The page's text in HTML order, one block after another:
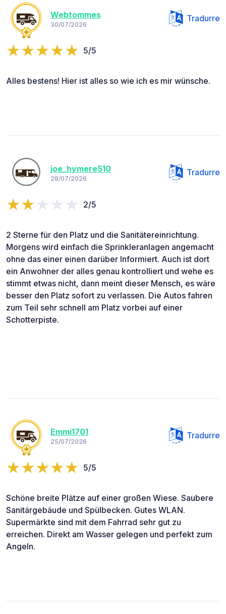
Webtommes
30/07/2026
Tradurre
5/5
Alles bestens! Hier ist alles so wie ich es mir wünsche.
joe_hymere510
28/07/2026
Tradurre
2/5
2 Sterne für den Platz und die Sanitätereinrichtung.
Morgens wird einfach die Sprinkleranlagen angemacht
ohne das einer einen darüber Informiert. Auch ist dort
ein Anwohner der alles genau kontrolliert und wehe es
stimmt etwas nicht, dann meint dieser Mensch, es wäre
besser den Platz sofort zu verlassen. Die Autos fahren
zum Teil sehr schnell am Platz vorbei auf einer
Schotterpiste.
Emmi1701
25/07/2026
Tradurre
5/5
Schöne breite Plätze auf einer großen Wiese. Saubere
Sanitärgebäude und Spülbecken. Gutes WLAN.
Supermärkte sind mit dem Fahrrad sehr gut zu
erreichen. Direkt am Wasser gelegen und perfekt zum
Angeln.